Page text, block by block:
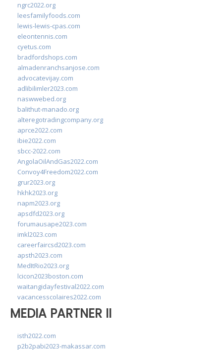
ngrc2022.org
leesfamilyfoods.com
lewis-lewis-cpas.com
eleontennis.com
cyetus.com
bradfordshops.com
almadenranchsanjose.com
advocatevijay.com
adlibilimler2023.com
naswwebed.org
balithut-manado.org
alteregotradingcompany.org
aprce2022.com
ibie2022.com
sbcc-2022.com
AngolaOilAndGas2022.com
Convoy4Freedom2022.com
grur2023.org
hkhk2023.org
napm2023.org
apsdfd2023.org
forumausape2023.com
imkl2023.com
careerfaircsd2023.com
apsth2023.com
MedItRio2023.org
lcicon2023boston.com
waitangidayfestival2022.com
vacancesscolaires2022.com
MEDIA PARTNER II
isth2022.com
p2b2pabi2023-makassar.com